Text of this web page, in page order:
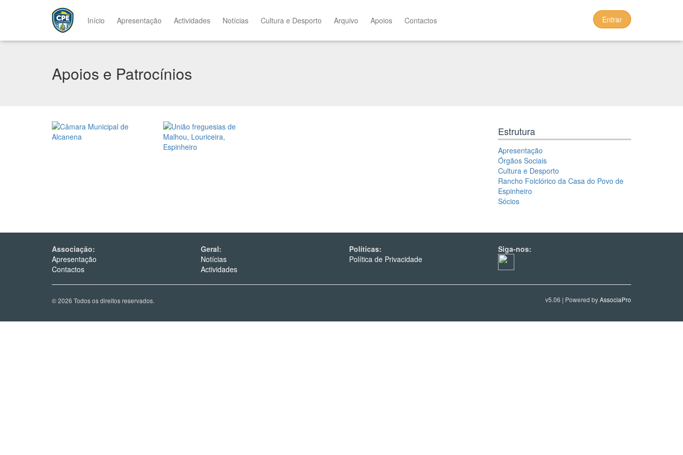
Início Apresentação Actividades Notícias Cultura e Desporto Arquivo Apoios Contactos Entrar
Apoios e Patrocínios
Estrutura
Apresentação
Órgãos Sociais
Cultura e Desporto
Rancho Folclórico da Casa do Povo de
Espinheiro
Sócios
Associação:
Apresentação
Contactos
Geral:
Notícias
Actividades
Políticas:
Política de Privacidade
Siga-nos:
© 2026 Todos os direitos reservados. v5.06 | Powered byAssociaPro